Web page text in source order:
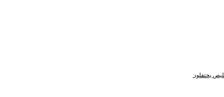
يحتفلون ببني عمومتهم